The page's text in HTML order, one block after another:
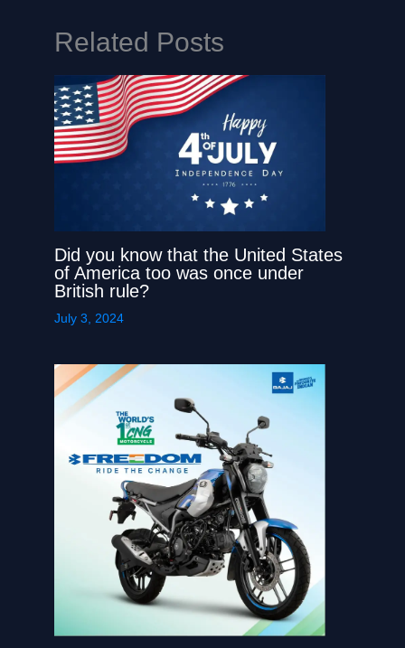
Related Posts
Did you know that the United States
of America too was once under
British rule?
July 3, 2024